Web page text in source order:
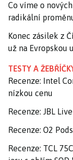
Co víme o
radikální
Konec zásilek z
už na Evropskou
TESTY A
Recenze: Intel
nízkou cenu
Recenze: JBL
Recenze: O2
Recenze: TCL